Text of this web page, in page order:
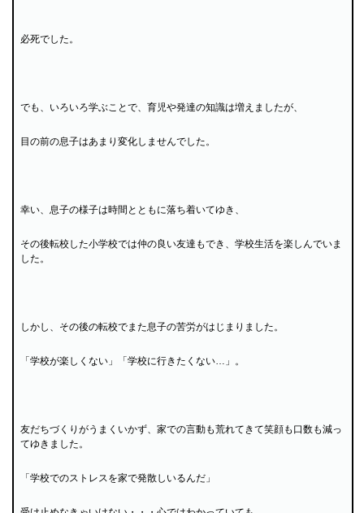
必死でした。
でも、いろいろ学ぶことで、育児や発達の知識は増えましたが、
目の前の息子はあまり変化しませんでした。
幸い、息子の様子は時間とともに落ち着いてゆき、
その後転校した小学校では仲の良い友達もでき、学校生活を楽しんでいま
した。
しかし、その後の転校でまた息子の苦労がはじまりました。
「学校が楽しくない」「学校に行きたくない…」。
友だちづくりがうまくいかず、家での言動も荒れてきて笑顔も口数も減っ
てゆきました。
「学校でのストレスを家で発散しいるんだ」